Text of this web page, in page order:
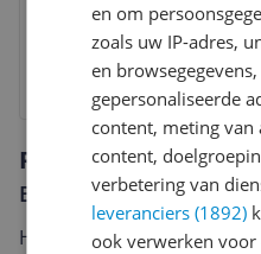
v.a. €
Bekijk
Reviews
Er zijn nog geen
Heb jij dit product in bezit
en om
zoals uw IP-adres,
en
gepersonaliseerde
content, meting van
content,
verbetering van
leveranciers (1892)
ook verwerken voor